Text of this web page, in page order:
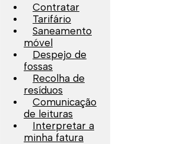
Contratar
Tarifário
Saneamento
móvel
Despejo de
fossas
Recolha de
resíduos
Comunicação
de leituras
Interpretar a
minha fatura